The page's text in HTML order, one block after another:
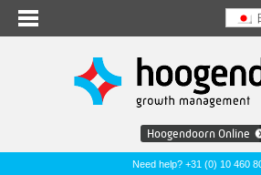
Hoogendoorn Online
Need help? +31 (0) 10 460